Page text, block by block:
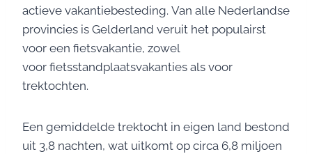
actieve vakantiebesteding. Van alle Nederlandse
provincies is Gelderland veruit het populairst
voor een fietsvakantie, zowel
voor fietsstandplaatsvakanties als voor
trektochten.
Een gemiddelde trektocht in eigen land bestond
uit 3,8 nachten, wat uitkomt op circa 6,8 miljoen